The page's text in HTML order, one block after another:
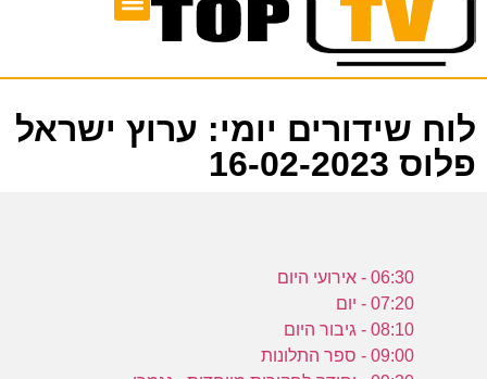
לוח שידורים יומי: ערוץ ישראל
פלוס 16-02-2023
06:30 - אירועי היום
07:20 - יום
08:10 - גיבור היום
09:00 - ספר התלונות